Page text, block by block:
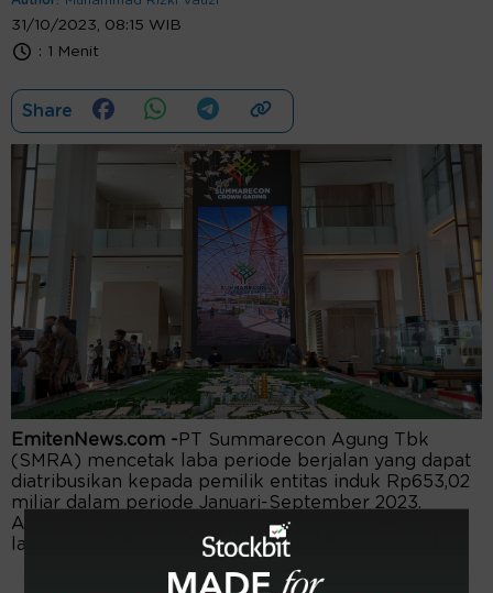
31/10/2023, 08:15 WIB
: 1 Menit
Share
EmitenNews.com - PT Summarecon Agung Tbk
(SMRA) mencetak laba periode berjalan yang dapat
diatribusikan kepada pemilik entitas induk Rp653,02
miliar dalam periode Januari-September 2023.
Angkanya naik 110,87 dari periode yang sama tahun
lalu di Rp309,67 miliar.